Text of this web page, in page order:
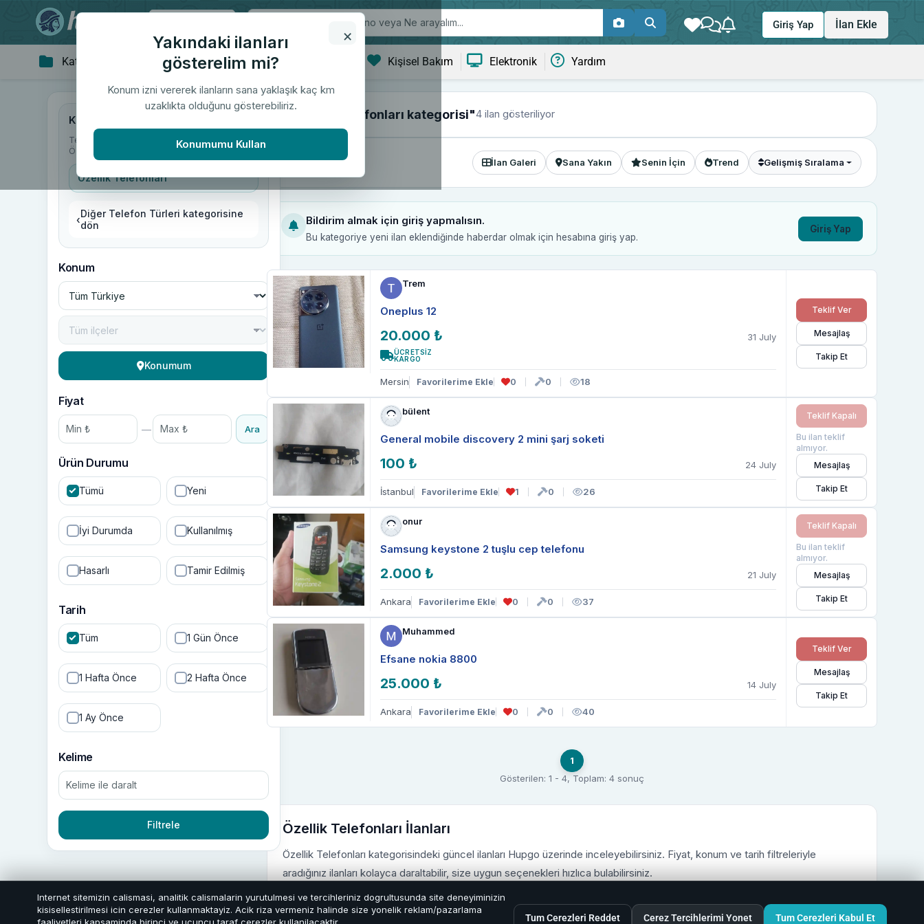
Giriş Yap İlan Ekle
×
Yakındaki ilanları
gösterelim mi?
Konum izni vererek ilanların sana yaklaşık kaç km
uzaklıkta olduğunu gösterebiliriz.
Konumumu Kullan
Kategoriler Giyim & Aksesuar Kişisel Bakım Elektronik Yardım
Kategoriler
Telefon & Aksesuar Diğer Telefon Türleri /
Özellik Telefonları
Özellik Telefonları
‹Diğer Telefon Türleri kategorisine
dön
Konum
Konumum
Fiyat
— Ara
Ürün Durumu
Tümü Yeni
İyi Durumda Kullanılmış
Hasarlı Tamir Edilmiş
Tarih
Tüm 1 Gün Önce
1 Hafta Önce 2 Hafta Önce
1 Ay Önce
Kelime
Filtrele
"Özellik Telefonları kategorisi"4 ilan gösteriliyor
İlan Galeri Sana Yakın Senin İçin Trend Gelişmiş Sıralama
Bildirim almak için giriş yapmalısın.
Bu kategoriye yeni ilan eklendiğinde haberdar olmak için hesabına giriş yap.
Giriş Yap
Trem
Oneplus 12
20.000 ₺
ÜCRETSİZ
KARGO
31 July
Mersin Favorilerime Ekle 0 0 18
Teklif Ver
Mesajlaş
Takip Et
bülent
General mobile discovery 2 mini şarj soketi
100 ₺ 24 July
İstanbul Favorilerime Ekle 1 0 26
Teklif Kapalı
Bu ilan teklif
almıyor.
Mesajlaş
Takip Et
onur
Samsung keystone 2 tuşlu cep telefonu
2.000 ₺ 21 July
Ankara Favorilerime Ekle 0 0 37
Teklif Kapalı
Bu ilan teklif
almıyor.
Mesajlaş
Takip Et
Muhammed
Efsane nokia 8800
25.000 ₺ 14 July
Ankara Favorilerime Ekle 0 0 40
Teklif Ver
Mesajlaş
Takip Et
1
Gösterilen: 1 - 4, Toplam: 4 sonuç
Özellik Telefonları İlanları
Özellik Telefonları kategorisindeki güncel ilanları Hupgo üzerinde inceleyebilirsiniz. Fiyat, konum ve tarih filtreleriyle
aradığınız ilanları kolayca daraltabilir, size uygun seçenekleri hızlıca bulabilirsiniz.
Özellik Telefonları kategorisinde yer alan ilanları karşılaştırarak ihtiyaçlarınıza uygun seçenekleri değerlendirebilirsiniz.
Internet sitemizin calismasi, analitik calismalarin yurutulmesi ve tercihleriniz dogrultusunda site deneyiminizin
kisisellestirilmesi icin cerezler kullanmaktayiz. Acik riza vermeniz halinde size yonelik reklam/pazarlama
Tum Cerezleri Reddet Cerez Tercihlerimi Yonet Tum Cerezleri Kabul Et